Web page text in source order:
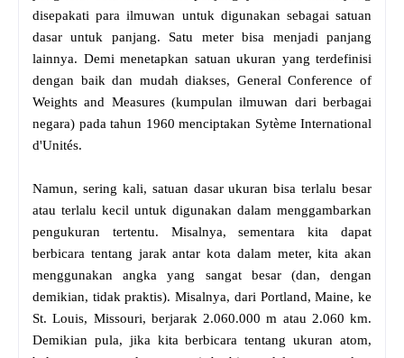
disepakati para ilmuwan untuk digunakan sebagai satuan
dasar untuk panjang. Satu meter bisa menjadi panjang
lainnya. Demi menetapkan satuan ukuran yang terdefinisi
dengan baik dan mudah diakses, General Conference of
Weights and Measures (kumpulan ilmuwan dari berbagai
negara) pada tahun 1960 menciptakan Sytème International
d'Unités.
Namun, sering kali, satuan dasar ukuran bisa terlalu besar
atau terlalu kecil untuk digunakan dalam menggambarkan
pengukuran tertentu. Misalnya, sementara kita dapat
berbicara tentang jarak antar kota dalam meter, kita akan
menggunakan angka yang sangat besar (dan, dengan
demikian, tidak praktis). Misalnya, dari Portland, Maine, ke
St. Louis, Missouri, berjarak 2.060.000 m atau 2.060 km.
Demikian pula, jika kita berbicara tentang ukuran atom,